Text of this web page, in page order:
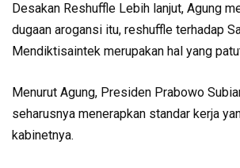
Desakan Reshuffle Lebih lanjut, Agung
dugaan arogansi itu, reshuffle terhadap
Mendiktisaintek merupakan hal yang
Menurut Agung, Presiden Prabowo
seharusnya menerapkan standar kerja
kabinetnya.